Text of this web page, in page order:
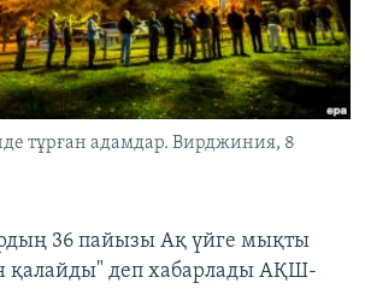
тұрған адамдар. Вирджиния, 8
36 пайызы Ақ үйге мықты
қалайды" деп хабарлады АҚШ-